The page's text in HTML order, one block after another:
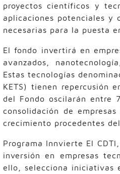
proyectos científicos y
aplicaciones potenciales y
necesarias para la puesta
El fondo invertirá en
avanzados,
Estas tecnologías
KETS) tienen repercusión
del Fondo oscilarán entre
consolidación de
crecimiento procedentes
Programa Innvierte El
inversión en empresas
ello, selecciona iniciativas